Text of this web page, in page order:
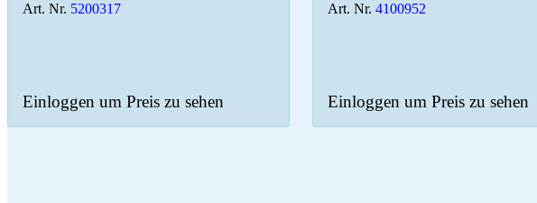
Art. Nr. 5200317
Einloggen um Preis zu sehen
Art. Nr. 4100952
Einloggen um Preis zu sehen